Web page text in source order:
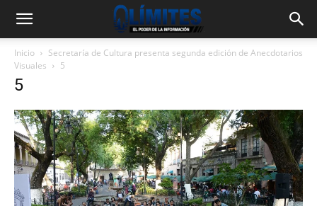
Inicio
Secretaría de Cultura presenta segunda edición de Anecdotarios
Visuales
5
5